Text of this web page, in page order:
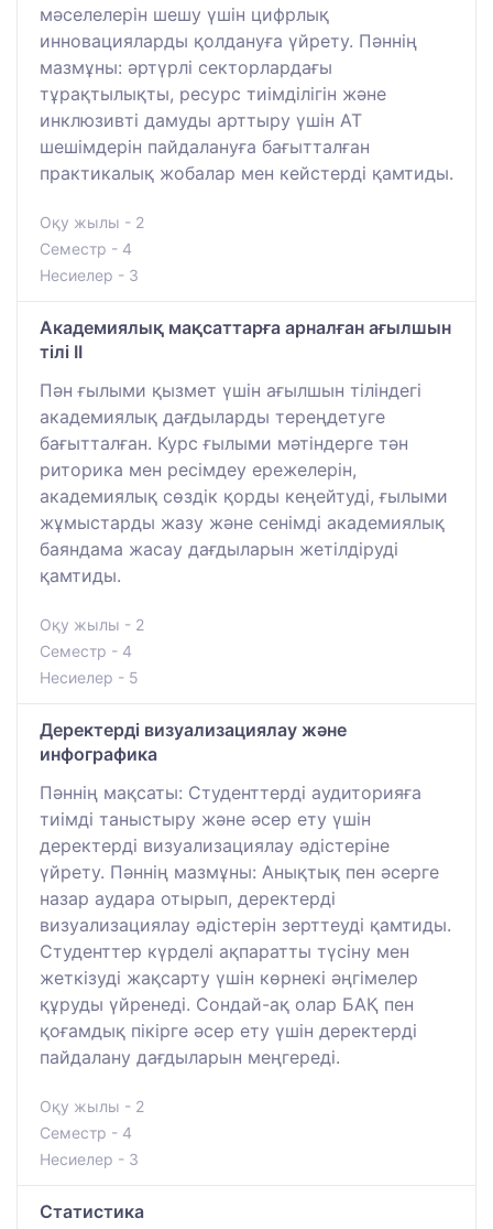
мәселелерін шешу үшін цифрлық
инновацияларды қолдануға үйрету. Пәннің
мазмұны: әртүрлі секторлардағы
тұрақтылықты, ресурс тиімділігін және
инклюзивті дамуды арттыру үшін АТ
шешімдерін пайдалануға бағытталған
практикалық жобалар мен кейстерді қамтиды.
Оқу жылы - 2
Семестр - 4
Несиелер - 3
Академиялық мақсаттарға арналған ағылшын
тілі II
Пән ғылыми қызмет үшін ағылшын тіліндегі
академиялық дағдыларды тереңдетуге
бағытталған. Курс ғылыми мәтіндерге тән
риторика мен ресімдеу ережелерін,
академиялық сөздік қорды кеңейтуді, ғылыми
жұмыстарды жазу және сенімді академиялық
баяндама жасау дағдыларын жетілдіруді
қамтиды.
Оқу жылы - 2
Семестр - 4
Несиелер - 5
Деректерді визуализациялау және
инфографика
Пәннің мақсаты: Студенттерді аудиторияға
тиімді таныстыру және әсер ету үшін
деректерді визуализациялау әдістеріне
үйрету. Пәннің мазмұны: Анықтық пен әсерге
назар аудара отырып, деректерді
визуализациялау әдістерін зерттеуді қамтиды.
Студенттер күрделі ақпаратты түсіну мен
жеткізуді жақсарту үшін көрнекі әңгімелер
құруды үйренеді. Сондай-ақ олар БАҚ пен
қоғамдық пікірге әсер ету үшін деректерді
пайдалану дағдыларын меңгереді.
Оқу жылы - 2
Семестр - 4
Несиелер - 3
Статистика